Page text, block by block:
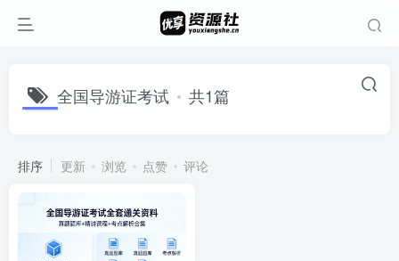
全国导游证考试 共1篇
排序 更新 浏览 点赞 评论